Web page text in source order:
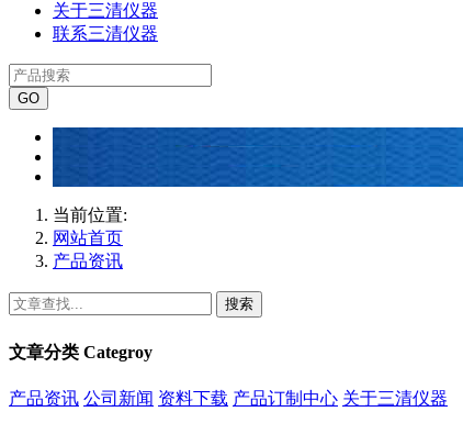
关于三清仪器
联系三清仪器
当前位置:
网站首页
产品资讯
搜索
文章分类 Categroy
产品资讯 公司新闻 资料下载 产品订制中心 关于三清仪器